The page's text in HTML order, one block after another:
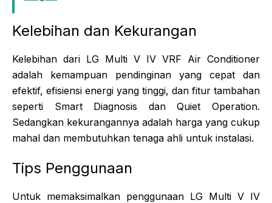
Kelebihan dan Kekurangan
Kelebihan dari LG Multi V IV VRF Air Conditioner
adalah kemampuan pendinginan yang cepat dan
efektif, efisiensi energi yang tinggi, dan fitur tambahan
seperti Smart Diagnosis dan Quiet Operation.
Sedangkan kekurangannya adalah harga yang cukup
mahal dan membutuhkan tenaga ahli untuk instalasi.
Tips Penggunaan
Untuk memaksimalkan penggunaan LG Multi V IV